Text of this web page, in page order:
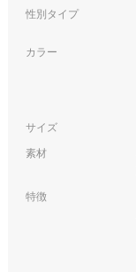
性別タイプ
カラー
サイズ
素材
特徴